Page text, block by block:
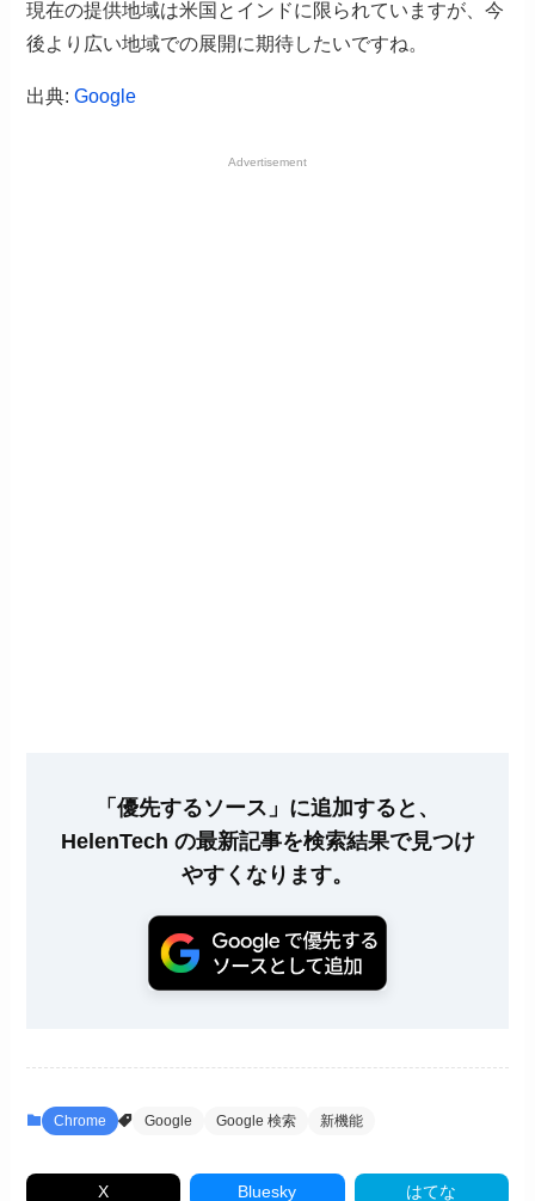
現在の提供地域は米国とインドに限られていますが、今
後より広い地域での展開に期待したいですね。
出典:Google
Advertisement
「優先するソース」に追加すると、
HelenTech の最新記事を検索結果で見つけ
やすくなります。
Chrome Google Google 検索 新機能
X Bluesky はてな